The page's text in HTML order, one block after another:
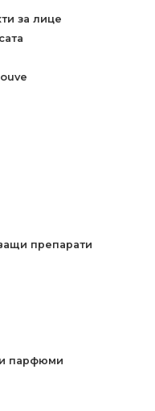
за лице
препарати
парфюми